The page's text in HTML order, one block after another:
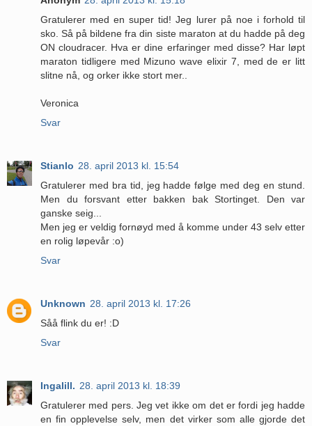
Gratulerer med en super tid! Jeg lurer på noe i forhold til
sko. Så på bildene fra din siste maraton at du hadde på deg
ON cloudracer. Hva er dine erfaringer med disse? Har løpt
maraton tidligere med Mizuno wave elixir 7, med de er litt
slitne nå, og orker ikke stort mer..
Veronica
Svar
Stianlo 28. april 2013 kl. 15:54
Gratulerer med bra tid, jeg hadde følge med deg en stund.
Men du forsvant etter bakken bak Stortinget. Den var
ganske seig...
Men jeg er veldig fornøyd med å komme under 43 selv etter
en rolig løpevår :o)
Svar
Unknown 28. april 2013 kl. 17:26
Såå flink du er! :D
Svar
Ingalill. 28. april 2013 kl. 18:39
Gratulerer med pers. Jeg vet ikke om det er fordi jeg hadde
en fin opplevelse selv, men det virker som alle gjorde det